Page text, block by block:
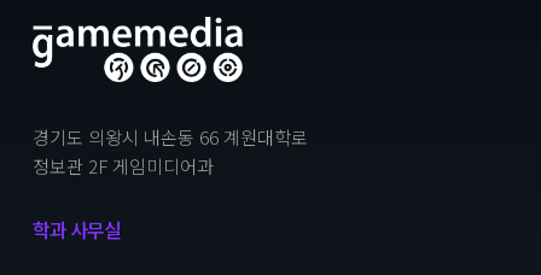
경기도 의왕시 내손동 66 계원대학로
정보관 2F 게임미디어과
학과 사무실